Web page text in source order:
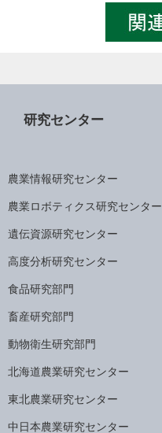
研究センター
農業情報研究センター
農業ロボティクス研究センター
遺伝資源研究センター
高度分析研究センター
食品研究部門
畜産研究部門
動物衛生研究部門
北海道農業研究センター
東北農業研究センター
中日本農業研究センター